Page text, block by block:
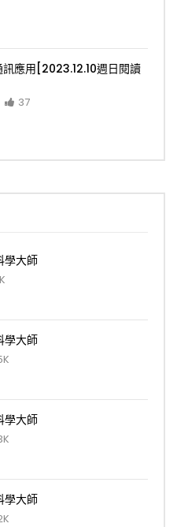
訊應用[2023.12.10週日閱讀
37
學大師
學大師
學大師
學大師